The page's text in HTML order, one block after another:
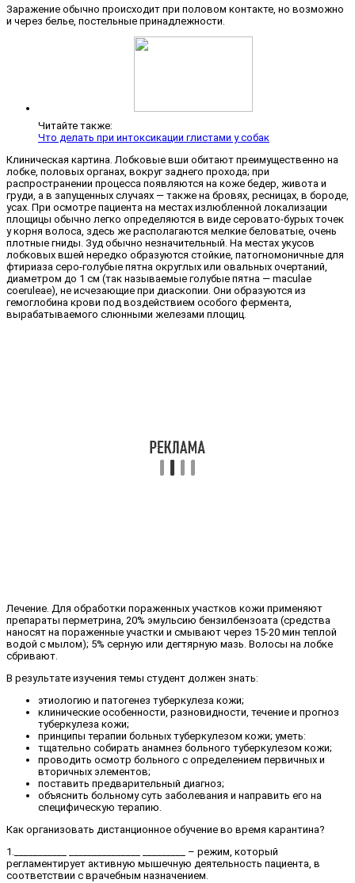
Заражение обычно происходит при половом контакте, но возможно
и через белье, постельные принадлежности.
Читайте также:
Что делать при интоксикации глистами у собак
Клиническая картина. Лобковые вши обитают преимущественно на
лоб­ке, половых органах, вокруг заднего прохода; при
распространении процес­са появляются на коже бедер, живота и
груди, а в запущенных случаях — также на бровях, ресницах, в бороде,
усах. При осмотре пациента на местах излюблен­ной локализации
площицы обычно легко определяются в виде серовато-бурых то­чек
у корня волоса, здесь же располага­ются мелкие беловатые, очень
плотные гниды. Зуд обычно незначительный. На местах укусов
лобковых вшей нередко образуются стойкие, патогномоничные для
фтириаза серо-голубые пятна окру­глых или овальных очертаний,
диаме­тром до 1 см (так называемые голубые пятна — maculae
coeruleae), не исчеза­ющие при диаскопии. Они образуются из
гемоглобина крови под воздействием особого фермента,
вырабатываемого слюнными железами площиц.
Лечение. Для обработки поражен­ных участков кожи применяют
препара­ты перметрина, 20% эмульсию бензил­бензоата (средства
наносят на поражен­ные участки и смывают через 15-20 мин теплой
водой с мылом); 5% серную или дегтярную мазь. Волосы на лобке
сбри­вают.
В результате изучения темы студент дол­жен знать:
этиологию и патогенез туберкулеза кожи;
клинические особенности, разно­видности, течение и прогноз
тубер­кулеза кожи;
принципы терапии больных туберку­лезом кожи; уметь:
тщательно собирать анамнез боль­ного туберкулезом кожи;
проводить осмотр больного с опре­делением первичных и
вторичных элементов;
поставить предварительный диа­гноз;
объяснить больному суть заболева­ния и направить его на
специфиче­скую терапию.
Как организовать дистанционное обучение во время карантина?
1.___________ _______________ _________ – режим, который
регламентирует активную мышечную деятельность пациента, в
соответствии с врачебным назначением.